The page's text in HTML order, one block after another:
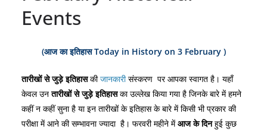
Events
(आज का इतिहास Today in History on 3 February )
तारीखों से जुड़े इतिहासकीजानकारी संस्करण पर आपका स्वागत है। यहाँ
केवल उनतारीखों सेजुड़े इतिहासका उल्लेख किया गया है जिनके बारे में हमने
कहीं न कहीं सुना है या इन तारीखों के इतिहास के बारे में किसी भी प्रकार की
परीक्षा में आने की सम्भावना ज्यादा है। फरवरी महीने मेंआज के दिनहुई कुछ